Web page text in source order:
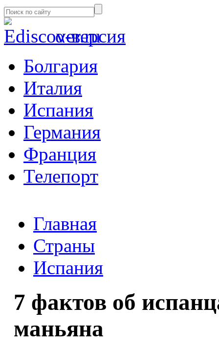
α-версия
Болгария
Италия
Испания
Германия
Франция
Телепорт
Главная
Страны
Испания
7 фактов об
маньяна